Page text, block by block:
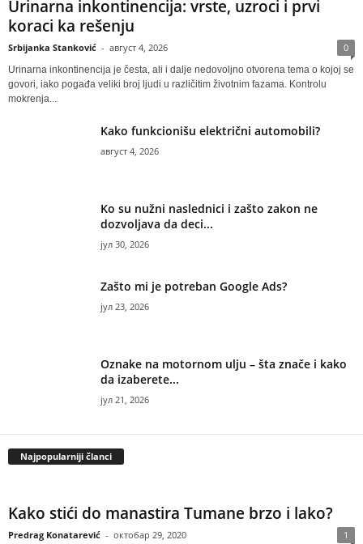
Urinarna inkontinencija: vrste, uzroci i prvi
koraci ka rešenju
Srbijanka Stanković - август 4, 2026 0
Urinarna inkontinencija je česta, ali i dalje nedovoljno otvorena tema o kojoj se
govori, iako pogađa veliki broj ljudi u različitim životnim fazama. Kontrolu
mokrenja...
Kako funkcionišu električni automobili?
август 4, 2026
Ko su nužni naslednici i zašto zakon ne
dozvoljava da deci...
јул 30, 2026
Zašto mi je potreban Google Ads?
јул 23, 2026
Oznake na motornom ulju – šta znače i kako
da izaberete...
јул 21, 2026
Najpopularniji članci
Kako stići do manastira Tumane brzo i lako?
Predrag Konatarević - октобар 29, 2020 1